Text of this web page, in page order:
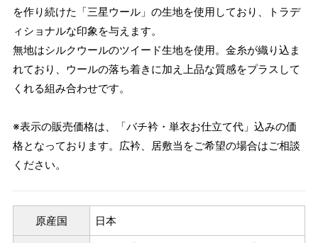
を作り続けた「三星ウール」の生地を使用しており、トラデ
ィショナルな印象を与えます。
無地はシルクウールのツイード生地を使用。金糸が織り込ま
れており、ウールの落ち着きに加え上品な質感をプラスして
くれる組み合わせです。
※表示の販売価格は、「バチ衿・単衣お仕立て代」込みの価
格となっております。広衿、居敷当をご希望の場合はご相談
ください。
原産国 日本